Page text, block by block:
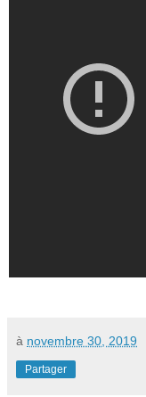
à novembre 30, 2019
Partager